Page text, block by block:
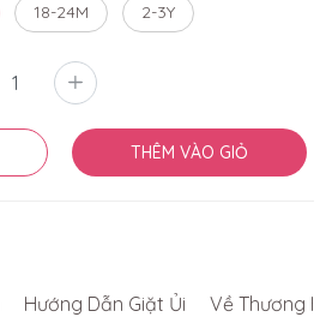
18-24M 2-3Y
THÊM VÀO GIỎ
Hướng Dẫn Giặt Ủi Về Thương